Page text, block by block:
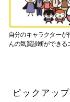
自分のキャラクターが
んの気質診断ができる
ピックアップ